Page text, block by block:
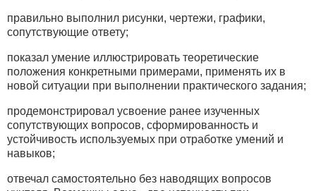
правильно выполнил рисунки, чертежи, графики,
сопутствующие ответу;
показал умение иллюстрировать теоретические
положения конкретными примерами, применять их в
новой ситуации при выполнении практического задания;
продемонстрировал усвоение ранее изученных
сопутствующих вопросов, сформированность и
устойчивость используемых при отработке умений и
навыков;
отвечал самостоятельно без наводящих вопросов